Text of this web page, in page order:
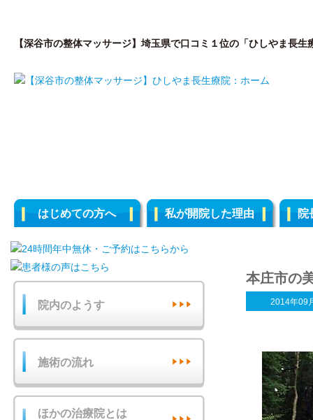
【深谷市の整体マッサージ】埼玉県で口コミ１位の「ひしやま長生
はじめての方へ 私が開院した理由 院
本庄市の
2014年09
院内のようす
施術の流れ
ほかの治療院とは